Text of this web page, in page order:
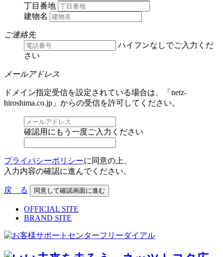
丁目番地
建物名
ご連絡先
ハイフンなしでご入力くだ
さい
メールアドレス
ドメイン指定受信を設定されている場合は、「netz-
hiroshima.co.jp」からの受信を許可してください。
確認用にもう一度ご入力ください
プライバシーポリシーに同意の上、
入力内容の確認に進んでください。
戻 る
OFFICIAL SITE
BRAND SITE